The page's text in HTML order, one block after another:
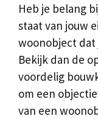
Heb je belang
staat van jouw
woonobject
Bekijk dan de
voordelig
om een
van een